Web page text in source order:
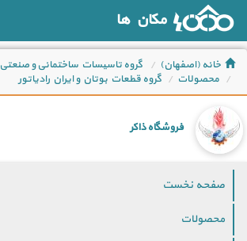
مکان ها
خانه (اصفهان) گروه تاسیسات ساختمانی و صنعتی
محصولات
گروه قطعات بوتان و ایران رادیاتور
فروشگاه ذاکر
صفحه نخست
محصولات